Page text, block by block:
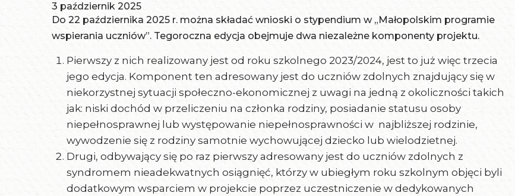
3 październik 2025
Do 22 października 2025 r. można składać wnioski o stypendium w „Małopolskim programie
wspierania uczniów”. Tegoroczna edycja obejmuje dwa niezależne komponenty projektu.
Pierwszy z nich realizowany jest od roku szkolnego 2023/2024, jest to już więc trzecia
jego edycja. Komponent ten adresowany jest do uczniów zdolnych znajdujący się w
niekorzystnej sytuacji społeczno-ekonomicznej z uwagi na jedną z okoliczności takich
jak: niski dochód w przeliczeniu na członka rodziny, posiadanie statusu osoby
niepełnosprawnej lub występowanie niepełnosprawności w najbliższej rodzinie,
wywodzenie się z rodziny samotnie wychowującej dziecko lub wielodzietnej.
Drugi, odbywający się po raz pierwszy adresowany jest do uczniów zdolnych z
syndromem nieadekwatnych osiągnięć, którzy w ubiegłym roku szkolnym objęci byli
dodatkowym wsparciem w projekcie poprzez uczestniczenie w dedykowanych